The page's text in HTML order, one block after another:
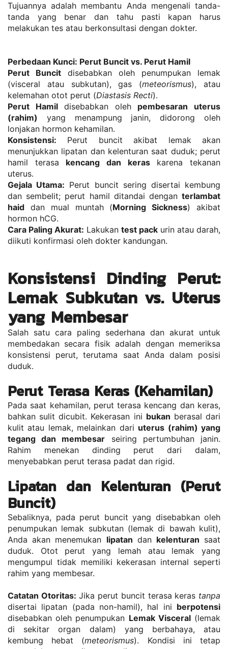
Tujuannya adalah membantu Anda mengenali tanda-
tanda yang benar dan tahu pasti kapan harus
melakukan tes atau berkonsultasi dengan dokter.
Perbedaan Kunci: Perut Buncit vs. Perut Hamil
Perut Buncit disebabkan oleh penumpukan lemak
(visceral atau subkutan), gas (meteorismus), atau
kelemahan otot perut (Diastasis Recti).
Perut Hamil disebabkan oleh pembesaran uterus
(rahim) yang menampung janin, didorong oleh
lonjakan hormon kehamilan.
Konsistensi: Perut buncit akibat lemak akan
menunjukkan lipatan dan kelenturan saat duduk; perut
hamil terasa kencang dan keras karena tekanan
uterus.
Gejala Utama: Perut buncit sering disertai kembung
dan sembelit; perut hamil ditandai dengan terlambat
haid dan mual muntah (Morning Sickness) akibat
hormon hCG.
Cara Paling Akurat: Lakukan test pack urin atau darah,
diikuti konfirmasi oleh dokter kandungan.
Konsistensi Dinding Perut:
Lemak Subkutan vs. Uterus
yang Membesar
Salah satu cara paling sederhana dan akurat untuk
membedakan secara fisik adalah dengan memeriksa
konsistensi perut, terutama saat Anda dalam posisi
duduk.
Perut Terasa Keras (Kehamilan)
Pada saat kehamilan, perut terasa kencang dan keras,
bahkan sulit dicubit. Kekerasan ini bukan berasal dari
kulit atau lemak, melainkan dari uterus (rahim) yang
tegang dan membesar seiring pertumbuhan janin.
Rahim menekan dinding perut dari dalam,
menyebabkan perut terasa padat dan rigid.
Lipatan dan Kelenturan (Perut
Buncit)
Sebaliknya, pada perut buncit yang disebabkan oleh
penumpukan lemak subkutan (lemak di bawah kulit),
Anda akan menemukan lipatan dan kelenturan saat
duduk. Otot perut yang lemah atau lemak yang
mengumpul tidak memiliki kekerasan internal seperti
rahim yang membesar.
Catatan Otoritas: Jika perut buncit terasa keras tanpa
disertai lipatan (pada non-hamil), hal ini berpotensi
disebabkan oleh penumpukan Lemak Visceral (lemak
di sekitar organ dalam) yang berbahaya, atau
kembung hebat (meteorismus). Kondisi ini tetap